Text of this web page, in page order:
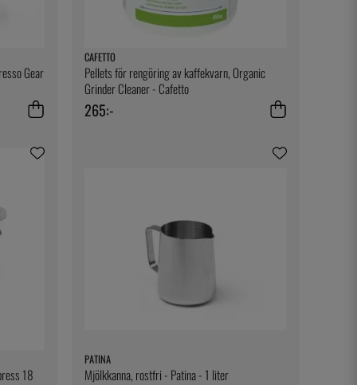
Gear
CAFETTO
Pellets för rengöring av kaffekvarn, Organic
Grinder Cleaner - Cafetto
265:-
18
PATINA
Mjölkkanna, rostfri - Patina - 1 liter